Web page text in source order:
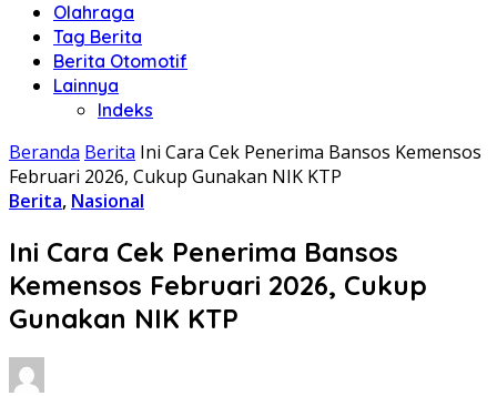
Olahraga
Tag Berita
Berita Otomotif
Lainnya
Indeks
Beranda Berita ‎Ini Cara Cek Penerima Bansos Kemensos
Februari 2026, Cukup Gunakan NIK KTP
Berita, Nasional
‎Ini Cara Cek Penerima Bansos
Kemensos Februari 2026, Cukup
Gunakan NIK KTP